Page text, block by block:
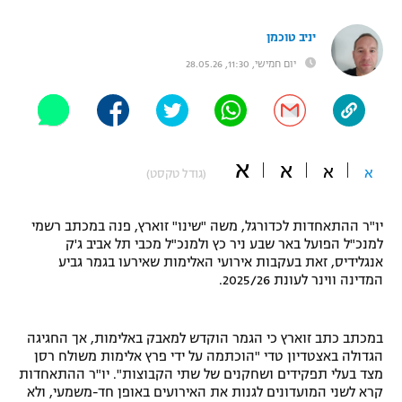
"מחצית בשכונה" – פודקאסט
תקנון עבור פעילות אלקטרה
תקנון עבור פעילות ספורט 1 – "מרלן"
תנאי שימוש
תקנון פעילות ספורט 1
אופניים
ספורט מוטורי
כדורמים
פוטבול אמריקאי NFL
ספורט אתגרי ואקסטרים
גיימינג E-Sports
יניב טוכמן
יום חמישי, 11:30, 28.05.26
א א א א (גודל טקסט)
יו"ר ההתאחדות לכדורגל, משה "שינו" זוארץ, פנה במכתב רשמי
למנכ"ל הפועל באר שבע ניר כץ ולמנכ"ל מכבי תל אביב ג'ק
אנגלידיס, זאת בעקבות אירועי האלימות שאירעו בגמר גביע
המדינה ווינר לעונת 2025/26.
במכתב כתב זוארץ כי הגמר הוקדש למאבק באלימות, אך החגיגה
הגדולה באצטדיון טדי "הוכתמה על ידי פרץ אלימות משולח רסן
מצד בעלי תפקידים ושחקנים של שתי הקבוצות". יו"ר ההתאחדות
קרא לשני המועדונים לגנות את האירועים באופן חד-משמעי, ולא